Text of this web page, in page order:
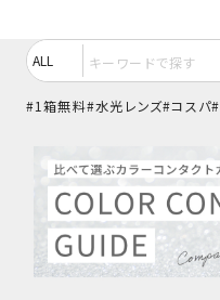
高含水55％
PUNA49219
1箱無料 水光レンズ コスパ